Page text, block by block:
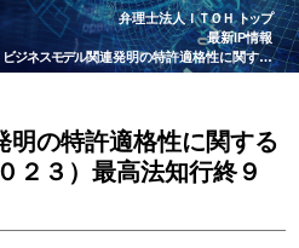
弁理士法人ＩＴＯＨ トップ
最新IP情報
ビジネスモデル関連発明の特許適格性に関す…
明の特許適格性に関する
２３）最高法知行終９